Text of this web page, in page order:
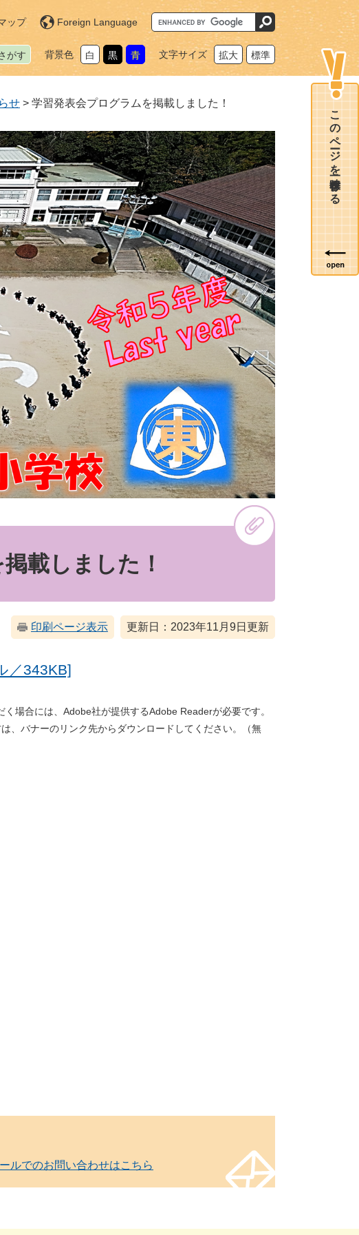
ップ Foreign Language
G
o
o
カ
ム
がす 背景色 白 黒 青 文字サイズ 拡大 標準
せ > 学習発表会プログラムを掲載しました！
載しました！
印刷ページ表示 更新日：2023年11月9日更新
／343KB]
場合には、Adobe社が提供するAdobe Readerが必要です。
、バナーのリンク先からダウンロードしてください。（無
ルでのお問い合わせはこちら
このページを一時保存する